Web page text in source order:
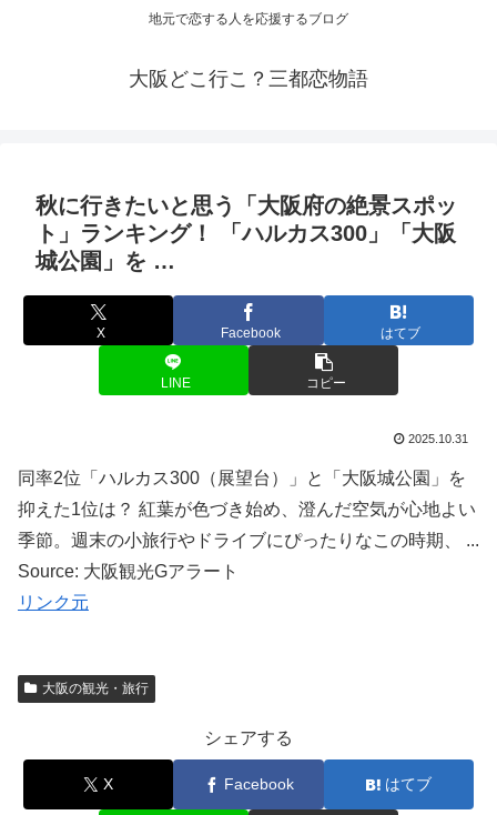
地元で恋する人を応援するブログ
大阪どこ行こ？三都恋物語
秋に行きたいと思う「 大阪府の絶景スポッ
ト」ランキング！ 「ハルカス300」「 大阪
城公園」を …
X Facebook はてブ
LINE コピー
2025.10.31
同率2位「ハルカス300（展望台）」と「大阪城公園」を
抑えた1位は？ 紅葉が色づき始め、澄んだ空気が心地よい
季節。週末の小旅行やドライブにぴったりなこの時期、 ...
Source: 大阪観光Gアラート
リンク元
大阪の観光・旅行
シェアする
X Facebook はてブ